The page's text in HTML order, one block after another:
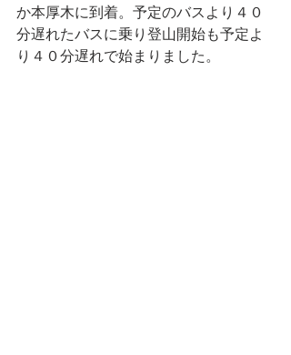
か本厚木に到着。予定のバスより４０
分遅れたバスに乗り登山開始も予定よ
り４０分遅れで始まりました。